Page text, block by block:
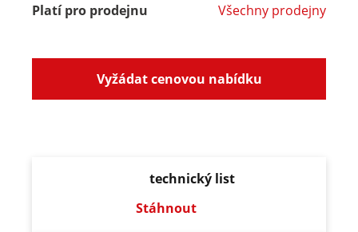
Platí pro prodejnu Všechny prodejny
Vyžádat cenovou nabídku
technický list
Stáhnout